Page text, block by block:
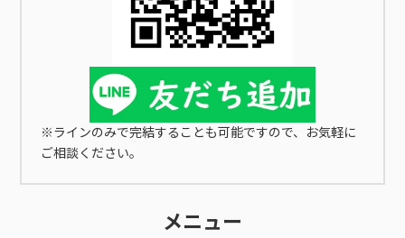
※ラインのみで完結することも可能ですので、お気軽に
ご相談ください。
メニュー